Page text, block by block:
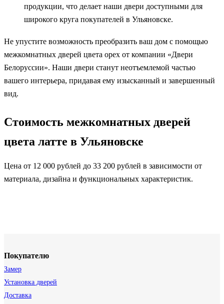
продукции, что делает наши двери доступными для
широкого круга покупателей в Ульяновске.
Не упустите возможность преобразить ваш дом с помощью
межкомнатных дверей цвета орех от компании «Двери
Белоруссии». Наши двери станут неотъемлемой частью
вашего интерьера, придавая ему изысканный и завершенный
вид.
Стоимость межкомнатных дверей
цвета латте в Ульяновске
Цена от 12 000 рублей до 33 200 рублей в зависимости от
материала, дизайна и функциональных характеристик.
Покупателю
Замер
Установка дверей
Доставка